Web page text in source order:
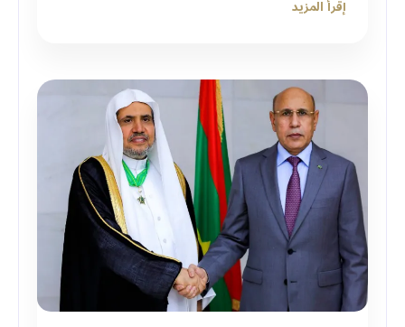
إقرأ المزيد